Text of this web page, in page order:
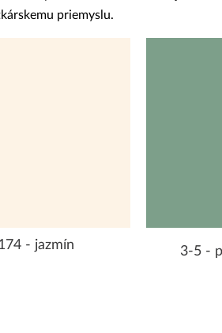
priemyslu.
- jazmín 3-5 -